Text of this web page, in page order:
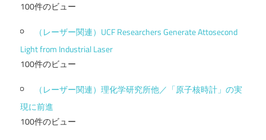
100件のビュー
（レーザー関連）UCF Researchers Generate Attosecond
Light from Industrial Laser
100件のビュー
（レーザー関連）理化学研究所他／「原子核時計」の実
現に前進
100件のビュー